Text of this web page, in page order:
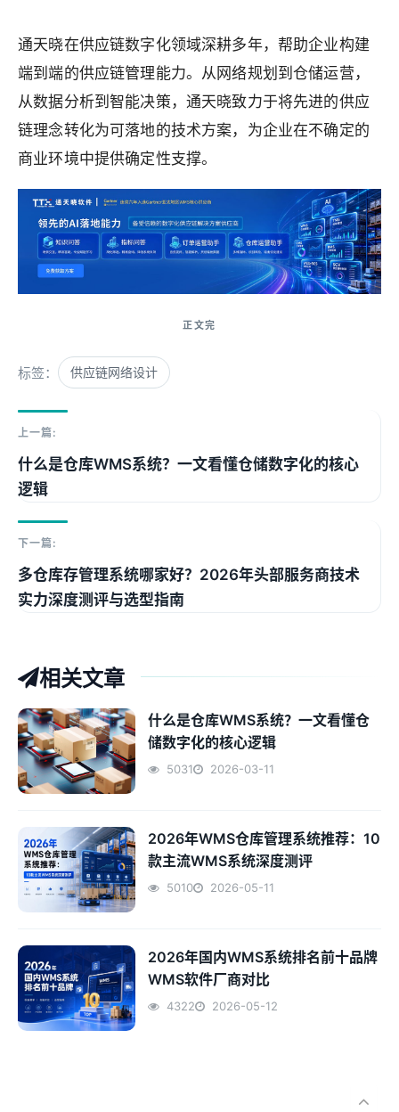
通天晓在供应链数字化领域深耕多年，帮助企业构建
端到端的供应链管理能力。从网络规划到仓储运营，
从数据分析到智能决策，通天晓致力于将先进的供应
链理念转化为可落地的技术方案，为企业在不确定的
商业环境中提供确定性支撑。
标签： 供应链网络设计
上一篇:
什么是仓库WMS系统？一文看懂仓储数字化的核心
逻辑
下一篇:
多仓库存管理系统哪家好？2026年头部服务商技术
实力深度测评与选型指南
相关文章
什么是仓库WMS系统？一文看懂仓
储数字化的核心逻辑
5031 2026-03-11
2026年WMS仓库管理系统推荐：10
款主流WMS系统深度测评
5010 2026-05-11
2026年国内WMS系统排名前十品牌
WMS软件厂商对比
4322 2026-05-12